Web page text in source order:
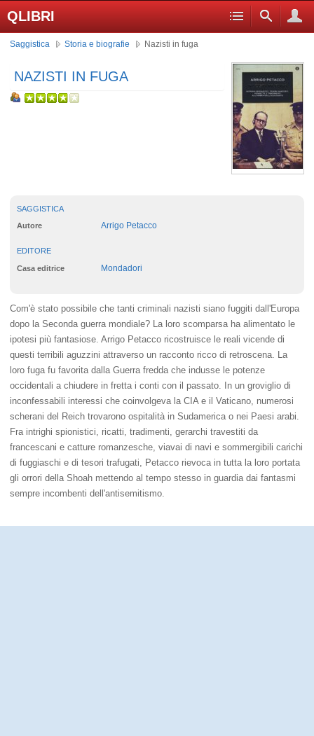
QLIBRI
Saggistica Storia e biografie Nazisti in fuga
NAZISTI IN FUGA
SAGGISTICA
Autore Arrigo Petacco
EDITORE
Casa editrice Mondadori
Com'è stato possibile che tanti criminali nazisti siano fuggiti dall'Europa
dopo la Seconda guerra mondiale? La loro scomparsa ha alimentato le
ipotesi più fantasiose. Arrigo Petacco ricostruisce le reali vicende di
questi terribili aguzzini attraverso un racconto ricco di retroscena. La
loro fuga fu favorita dalla Guerra fredda che indusse le potenze
occidentali a chiudere in fretta i conti con il passato. In un groviglio di
inconfessabili interessi che coinvolgeva la CIA e il Vaticano, numerosi
scherani del Reich trovarono ospitalità in Sudamerica o nei Paesi arabi.
Fra intrighi spionistici, ricatti, tradimenti, gerarchi travestiti da
francescani e catture romanzesche, viavai di navi e sommergibili carichi
di fuggiaschi e di tesori trafugati, Petacco rievoca in tutta la loro portata
gli orrori della Shoah mettendo al tempo stesso in guardia dai fantasmi
sempre incombenti dell'antisemitismo.